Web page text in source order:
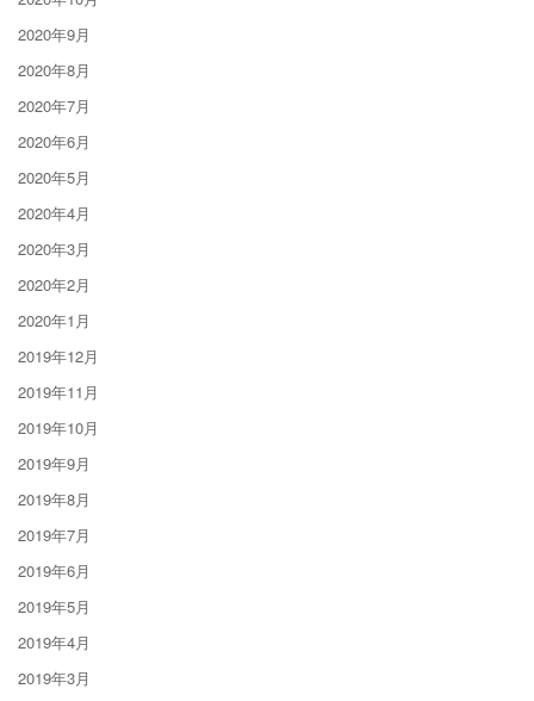
2020年9月
2020年8月
2020年7月
2020年6月
2020年5月
2020年4月
2020年3月
2020年2月
2020年1月
2019年12月
2019年11月
2019年10月
2019年9月
2019年8月
2019年7月
2019年6月
2019年5月
2019年4月
2019年3月